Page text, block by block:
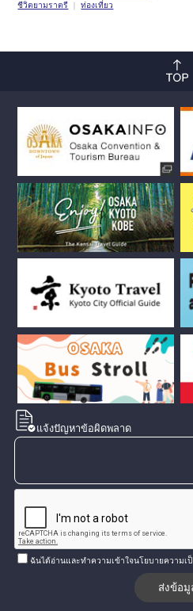
ชีวิตยามราตรี
ท่องเที่ยว
แจ้งปัญหาข้อผิดพลาด
ฉันได้อ่านและทำความเข้าใจนโยบายความเ